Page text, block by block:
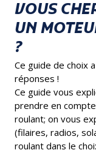
VOUS
UN
?
Ce guide de choix
réponses !
Ce guide vous
prendre en
roulant; on vous
(filaires, radios,
roulant dans le